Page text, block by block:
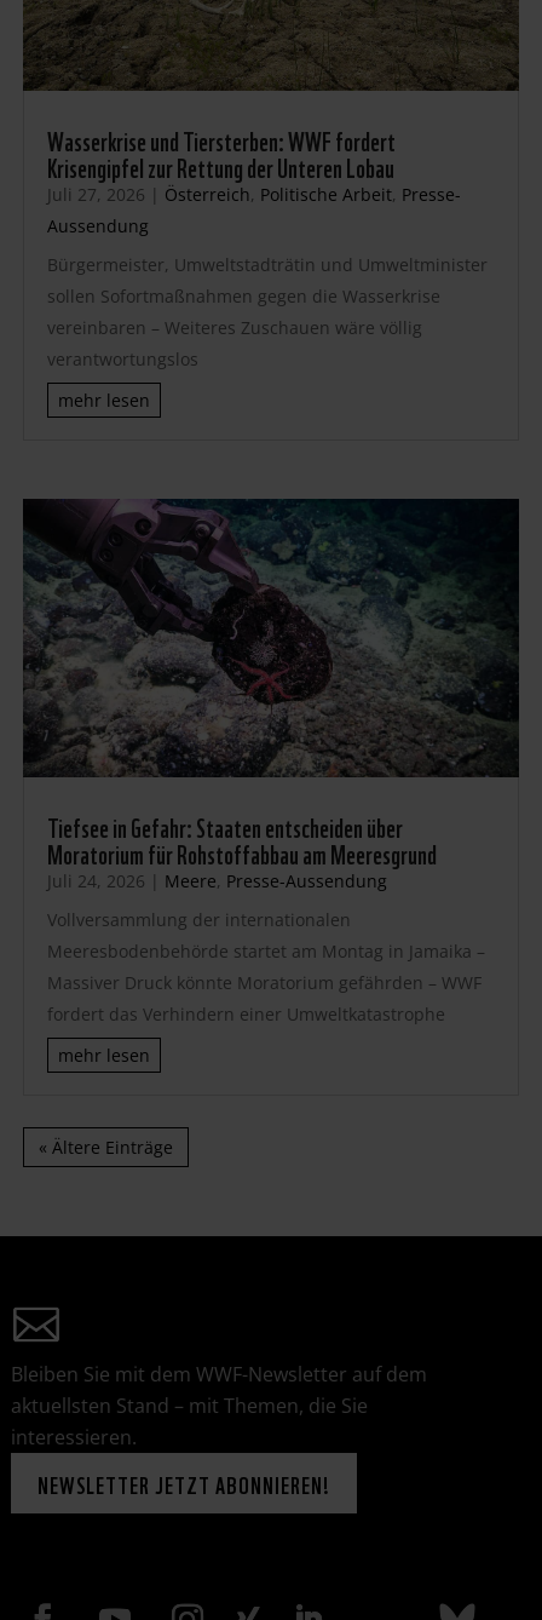
Wasserkrise und Tiersterben: WWF fordert
Krisengipfel zur Rettung der Unteren Lobau
Juli 27, 2026 | Österreich, Politische Arbeit, Presse-
Aussendung
Bürgermeister, Umweltstadträtin und Umweltminister
sollen Sofortmaßnahmen gegen die Wasserkrise
vereinbaren – Weiteres Zuschauen wäre völlig
verantwortungslos
mehr lesen
Tiefsee in Gefahr: Staaten entscheiden über
Moratorium für Rohstoffabbau am Meeresgrund
Juli 24, 2026 | Meere, Presse-Aussendung
Vollversammlung der internationalen
Meeresbodenbehörde startet am Montag in Jamaika –
Massiver Druck könnte Moratorium gefährden – WWF
fordert das Verhindern einer Umweltkatastrophe
mehr lesen
« Ältere Einträge
Bleiben Sie mit dem WWF-Newsletter auf dem
aktuellsten Stand – mit Themen, die Sie
interessieren.
NEWSLETTER JETZT ABONNIEREN!